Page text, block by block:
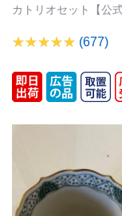
カトリオセット【公
(677)